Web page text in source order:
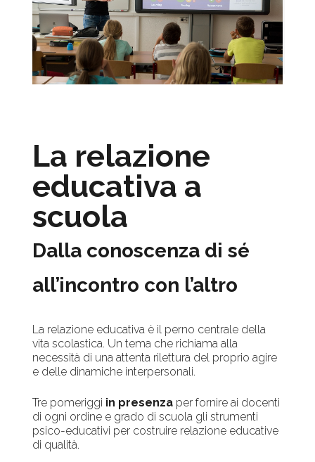
La relazione
educativa a
scuola
Dalla conoscenza di sé
all’incontro con l’altro
La relazione educativa è il perno centrale della
vita scolastica. Un tema che richiama alla
necessità di una attenta rilettura del proprio agire
e delle dinamiche interpersonali.
Tre pomeriggi in presenza per fornire ai docenti
di ogni ordine e grado di scuola gli strumenti
psico-educativi per costruire relazione educative
di qualità.